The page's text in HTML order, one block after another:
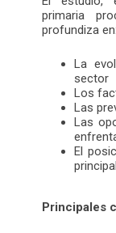
primaria
profundiza en:
La
sector
Los
Las
Las
El
Principales